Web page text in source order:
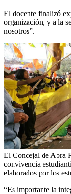
El docente finalizó
organización, y a la
nosotros”.
El Concejal de Abra
convivencia
elaborados por los
“Es importante la